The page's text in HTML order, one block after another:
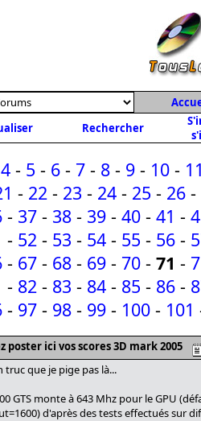
Rechercher
4 - 5 - 6 - 7 - 8 - 9 - 10 -
- 22 - 23 - 24 - 25 - 26 -
- 37 - 38 - 39 - 40 - 41 -
- 52 - 53 - 54 - 55 - 56 -
- 67 - 68 - 69 - 70 - 71 -
- 82 - 83 - 84 - 85 - 86 -
- 97 - 98 - 99 - 100 - 101
poster ici vos scores 3D mark 2005
truc que je pige pas là...
GTS monte à 643 Mhz pour le GPU
d'après des tests effectués sur